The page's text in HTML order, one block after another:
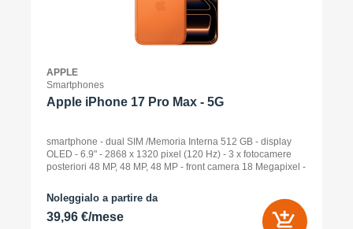
APPLE
Smartphones
Apple iPhone 17 Pro Max - 5G
smartphone - dual SIM /Memoria Interna 512 GB - display
OLED - 6.9" - 2868 x 1320 pixel (120 Hz) - 3 x fotocamere
posteriori 48 MP, 48 MP, 48 MP - front camera 18 Megapixel -
Noleggialo a partire da
39,96 €/mese